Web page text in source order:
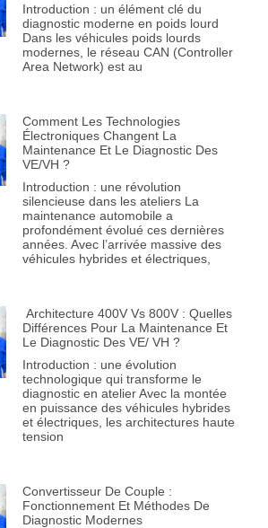
Introduction : un élément clé du
diagnostic moderne en poids lourd
Dans les véhicules poids lourds
modernes, le réseau CAN (Controller
Area Network) est au
Comment Les Technologies
Électroniques Changent La
Maintenance Et Le Diagnostic Des
VE/VH ?
Introduction : une révolution
silencieuse dans les ateliers La
maintenance automobile a
profondément évolué ces dernières
années. Avec l’arrivée massive des
véhicules hybrides et électriques,
Architecture 400V Vs 800V : Quelles
Différences Pour La Maintenance Et
Le Diagnostic Des VE/ VH ?
Introduction : une évolution
technologique qui transforme le
diagnostic en atelier Avec la montée
en puissance des véhicules hybrides
et électriques, les architectures haute
tension
Convertisseur De Couple :
Fonctionnement Et Méthodes De
Diagnostic Modernes